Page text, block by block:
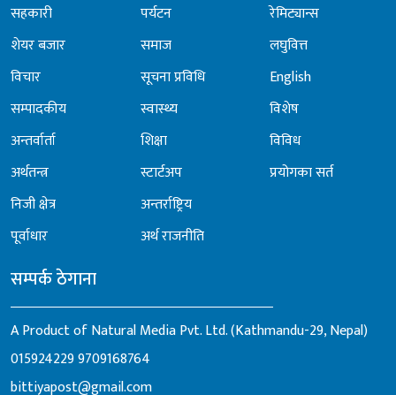
सहकारी
शेयर बजार
विचार
सम्पादकीय
अन्तर्वार्ता
अर्थतन्त्र
निजी क्षेत्र
पूर्वाधार
पर्यटन
समाज
सूचना प्रविधि
स्वास्थ्य
शिक्षा
स्टार्टअप
अन्तर्राष्ट्रिय
अर्थ राजनीति
रेमिट्यान्स
लघुवित्त
English
विशेष
विविध
प्रयोगका सर्त
सम्पर्क ठेगाना
A Product of Natural Media Pvt. Ltd. (Kathmandu-29, Nepal)
0159242299709168764
bittiyapost@gmail.com